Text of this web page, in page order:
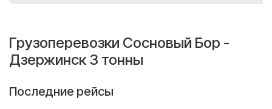
Грузоперевозки Сосновый Бор -
Дзержинск 3 тонны
Последние рейсы